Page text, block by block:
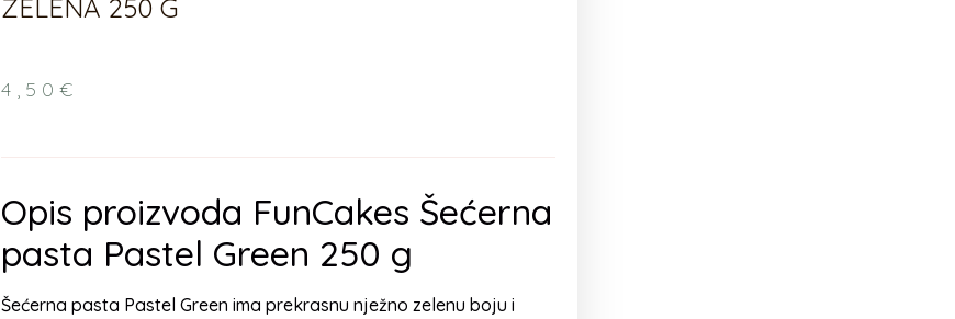
ZELENA 250 G
4,50 €
Opis proizvoda FunCakes Šećerna
pasta Pastel Green 250 g
Šećerna pasta Pastel Green ima prekrasnu nježno zelenu boju i